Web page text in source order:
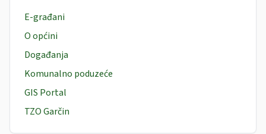
E-građani
O općini
Događanja
Komunalno poduzeće
GIS Portal
TZO Garčin